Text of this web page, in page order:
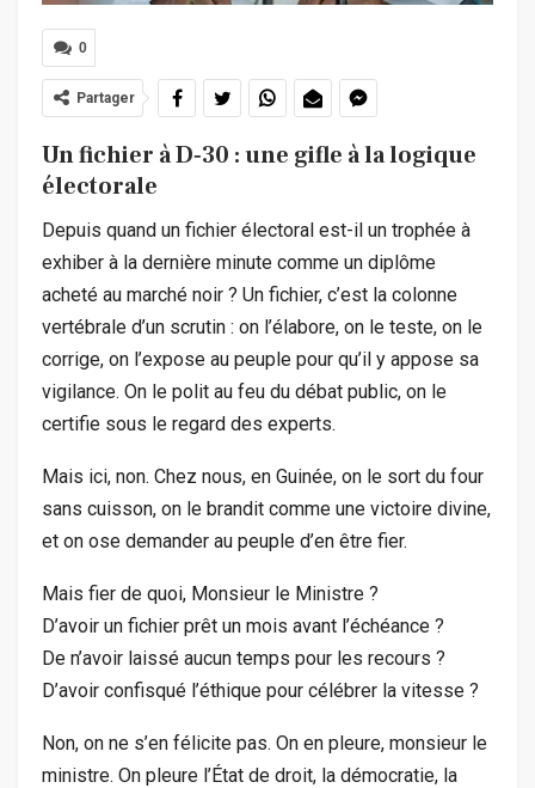
0
Partager
Un fichier à D‑30 : une gifle à la logique
électorale
Depuis quand un fichier électoral est-il un trophée à
exhiber à la dernière minute comme un diplôme
acheté au marché noir ? Un fichier, c’est la colonne
vertébrale d’un scrutin : on l’élabore, on le teste, on le
corrige, on l’expose au peuple pour qu’il y appose sa
vigilance. On le polit au feu du débat public, on le
certifie sous le regard des experts.
Mais ici, non. Chez nous, en Guinée, on le sort du four
sans cuisson, on le brandit comme une victoire divine,
et on ose demander au peuple d’en être fier.
Mais fier de quoi, Monsieur le Ministre ?
D’avoir un fichier prêt un mois avant l’échéance ?
De n’avoir laissé aucun temps pour les recours ?
D’avoir confisqué l’éthique pour célébrer la vitesse ?
Non, on ne s’en félicite pas. On en pleure, monsieur le
ministre. On pleure l’État de droit, la démocratie, la